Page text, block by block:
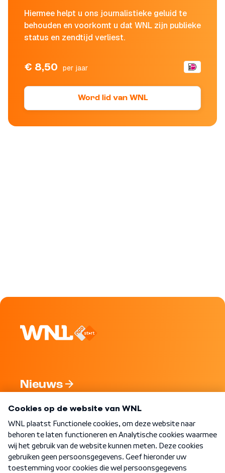
Hiermee helpt u ons journalistieke geluid te
behouden en voorkomt u dat WNL zijn publieke
status en zendtijd verliest.
€ 8,50 per jaar
Word lid van WNL
Nieuws
Nieuwsbrief
Word Lid